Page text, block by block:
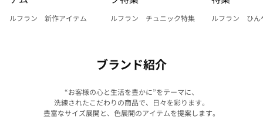
ルフラン 新作アイテム ルフラン チュニック特集 ルフラン ひん
ブランド紹介
“お客様の心と生活を豊かに”をテーマに、
洗練されたこだわりの商品で、日々を彩ります。
豊富なサイズ展開と、色展開のアイテムを提案します。